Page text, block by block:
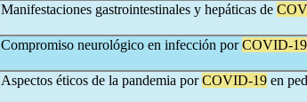
Manifestaciones gastrointestinales y hepáticas de
Compromiso neurológico en infección porCOVID-19
Aspectos éticos de la pandemia porCOVID-19 en